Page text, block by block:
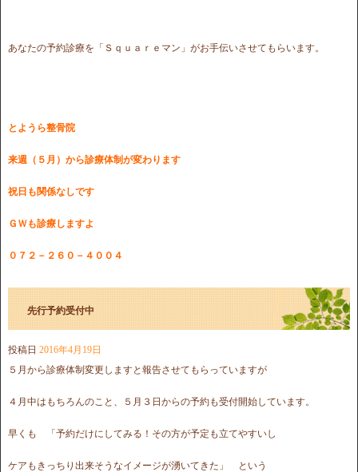
あなたの予約診療を「Ｓｑｕａｒｅマン」がお手伝いさせてもらいます。
とようら整骨院
来週（５月）から診療体制が変わります
祝日も関係なしです
ＧＷも診療しますよ
０７２－２６０－４００４
先行予約受付中
投稿日 2016年4月19日
５月から診療体制変更しますと報告させてもらっていますが
４月中はもちろんのこと、５月３日からの予約も受付開始しています。
早くも 「予約だけにしてみる！その方が予定も立てやすいし
ケアもきっちり出来そうなイメージが湧いてきた」 という